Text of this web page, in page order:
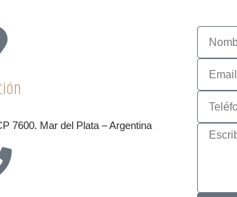
7600. Mar del Plata – Argentina